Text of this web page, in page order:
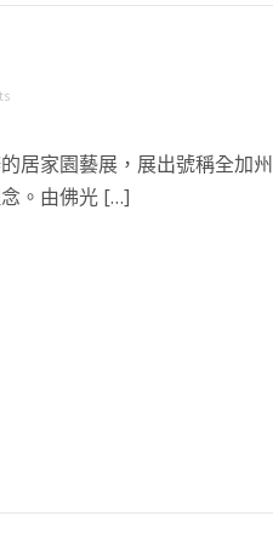
居家園藝展，展出號稱全加
。由佛光 […]